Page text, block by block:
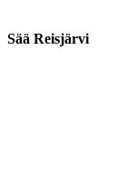
Sää Reisjärvi